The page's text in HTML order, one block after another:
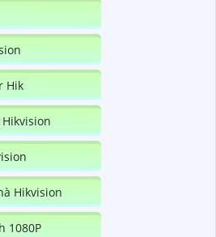
Hik
Hikvision
1080P